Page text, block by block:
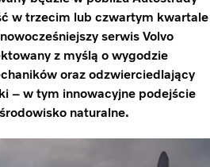
w trzecim lub czwartym kwartale
serwis Volvo
z myślą o wygodzie
oraz odzwierciedlający
– w tym innowacyjne podejście
naturalne.